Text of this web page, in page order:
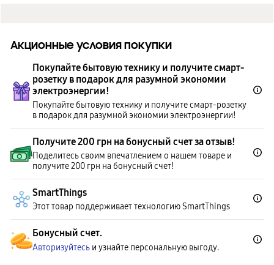
Акционные условия покупки
Покупайте бытовую технику и получите смарт-
розетку в подарок для разумной экономии
электроэнергии!
Покупайте бытовую технику и получите смарт-розетку
в подарок для разумной экономии электроэнергии!
Получите 200 грн на бонусный счет за отзыв!
Поделитесь своим впечатлением о нашем товаре и
получите 200 грн на бонусный счет!
SmartThings
Этот товар поддерживает технологию SmartThings
Бонусный счет.
Авторизуйтесь и узнайте персональную выгоду.